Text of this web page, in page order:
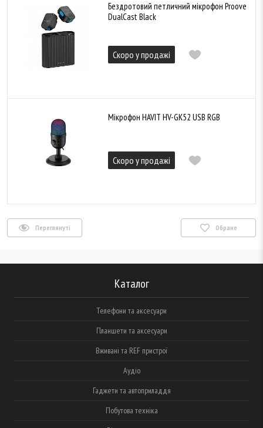
Бездротовий петличний мікрофон Proove
DualCast Black
Скоро у продажі
Мікрофон HAVIT HV-GK52 USB RGB
Скоро у продажі
Переглянуті Обране
Каталог
Телефони та аксесуари
Планшети та аксесуари
Вживані та REF пристрої
Аудіо
Гаджети та автоприладдя
Побутова техніка